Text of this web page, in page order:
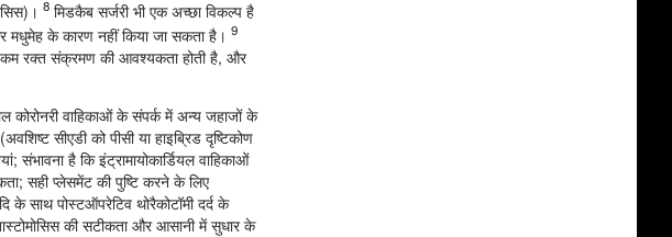
8 मिडकैब सर्जरी भी एक अच्छा विकल्प है
मधुमेह के कारण नहीं किया जा सकता है। 9
कम रक्त संक्रमण की आवश्यकता होती है, और
कोरोनरी वाहिकाओं के संपर्क में अन्य जहाजों के
सीएडी को पीसी या हाइब्रिड दृष्टिकोण
संभावना है कि इंट्रामायोकार्डियल वाहिकाओं
सही प्लेसमेंट की पुष्टि करने के लिए
साथ पोस्टऑपरेटिव थोरैकोटॉमी दर्द के
की सटीकता और आसानी में सुधार के